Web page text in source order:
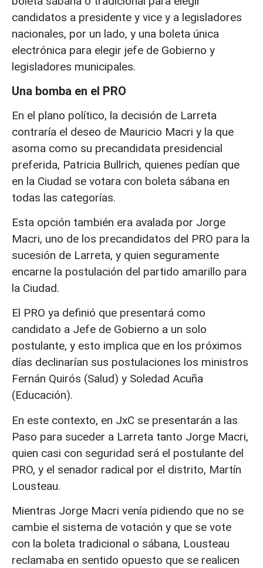
candidatos a presidente y vice y a legisladores
nacionales, por un lado, y una boleta única
electrónica para elegir jefe de Gobierno y
legisladores municipales.
Una bomba en el PRO
En el plano político, la decisión de Larreta
contraría el deseo de Mauricio Macri y la que
asoma como su precandidata presidencial
preferida, Patricia Bullrich, quienes pedían que
en la Ciudad se votara con boleta sábana en
todas las categorías.
Esta opción también era avalada por Jorge
Macri, uno de los precandidatos del PRO para la
sucesión de Larreta, y quien seguramente
encarne la postulación del partido amarillo para
la Ciudad.
El PRO ya definió que presentará como
candidato a Jefe de Gobierno a un solo
postulante, y esto implica que en los próximos
días declinarían sus postulaciones los ministros
Fernán Quirós (Salud) y Soledad Acuña
(Educación).
En este contexto, en JxC se presentarán a las
Paso para suceder a Larreta tanto Jorge Macri,
quien casi con seguridad será el postulante del
PRO, y el senador radical por el distrito, Martín
Lousteau.
Mientras Jorge Macri venía pidiendo que no se
cambie el sistema de votación y que se vote
con la boleta tradicional o sábana, Lousteau
reclamaba en sentido opuesto que se realicen